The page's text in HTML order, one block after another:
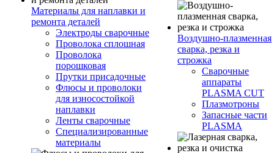
Материалы для наплавки и
ремонта деталей
Электроды сварочные
Проволока сплошная
Проволока
порошковая
Прутки присадочные
Флюсы и проволоки
для износостойкой
наплавки
Ленты сварочные
Специализированные
материалы
Воздушно-плазменная
сварка, резка и
строжка
Сварочные
аппараты
PLASMA CUT
Плазмотроны
Запасные части
PLASMA